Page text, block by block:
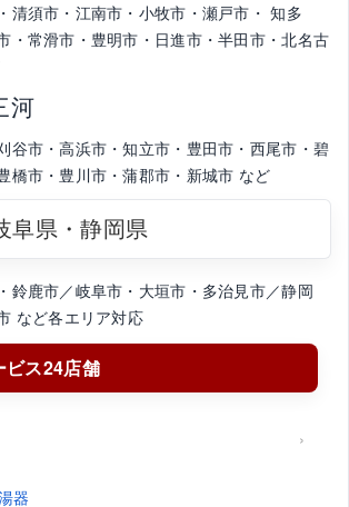
清須市・江南市・小牧市・瀬戸市・ 知多
・常滑市・豊明市・日進市・半田市・北名古
河
谷市・高浜市・知立市・豊田市・西尾市・碧
橋市・豊川市・蒲郡市・新城市 など
阜県・静岡県
鈴鹿市／岐阜市・大垣市・多治見市／静岡
など各エリア対応
ビス24店舗